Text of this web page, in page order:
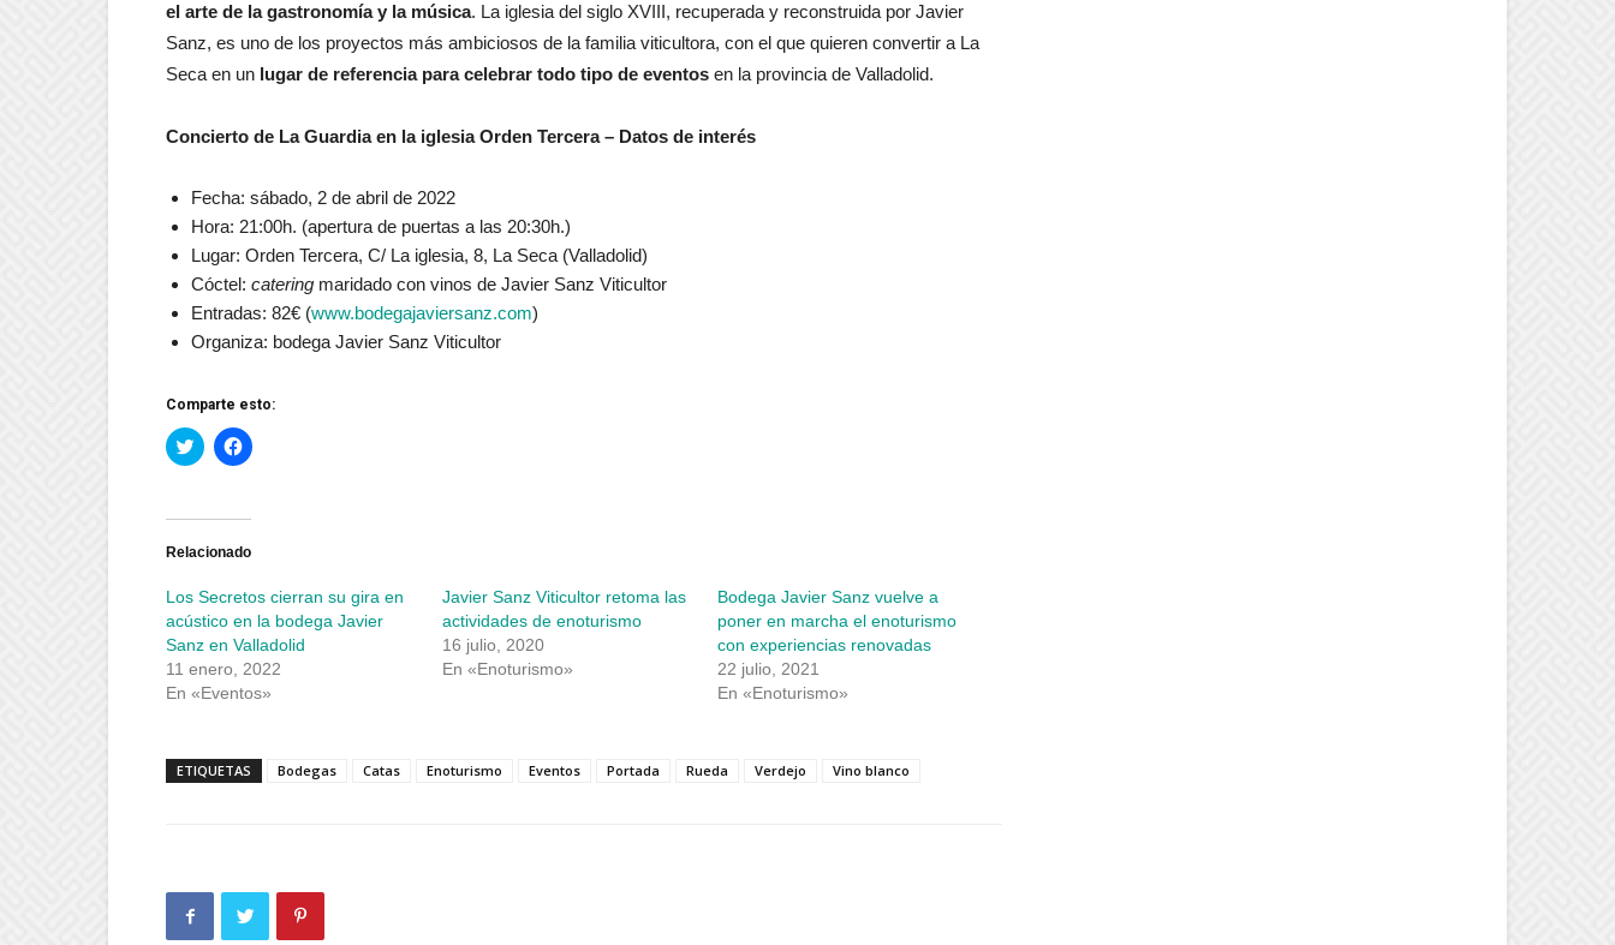
el arte de la gastronomía y la música. La iglesia del siglo XVIII, recuperada y reconstruida por Javier
Sanz, es uno de los proyectos más ambiciosos de la familia viticultora, con el que quieren convertir a La
Seca en un lugar de referencia para celebrar todo tipo de eventos en la provincia de Valladolid.
Concierto de La Guardia en la iglesia Orden Tercera – Datos de interés
Fecha: sábado, 2 de abril de 2022
Hora: 21:00h. (apertura de puertas a las 20:30h.)
Lugar: Orden Tercera, C/ La iglesia, 8, La Seca (Valladolid)
Cóctel: catering maridado con vinos de Javier Sanz Viticultor
Entradas: 82€ (www.bodegajaviersanz.com)
Organiza: bodega Javier Sanz Viticultor
Comparte esto:
Haz
clic
Twitter
abre
ventana
nueva)
Haz
clic
Facebook
abre
ventana
nueva)
Relacionado
Los Secretos cierran su gira en
acústico en la bodega Javier
Sanz en Valladolid
11 enero, 2022
En «Eventos»
Javier Sanz Viticultor retoma las
actividades de enoturismo
16 julio, 2020
En «Enoturismo»
Bodega Javier Sanz vuelve a
poner en marcha el enoturismo
con experiencias renovadas
22 julio, 2021
En «Enoturismo»
ETIQUETAS Bodegas Catas Enoturismo Eventos Portada Rueda Verdejo Vino blanco